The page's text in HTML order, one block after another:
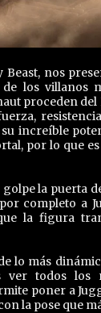
nos
los villanos
proceden
increíble
por lo que
la puerta
completo a
la figura
lo más
todos los
poner a
la pose que